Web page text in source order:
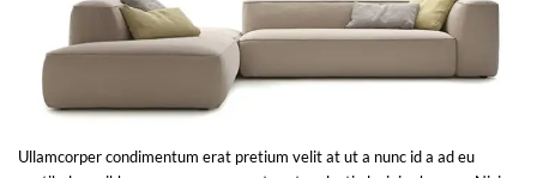
Ullamcorper condimentum erat pretium velit at ut a nunc id a ad eu